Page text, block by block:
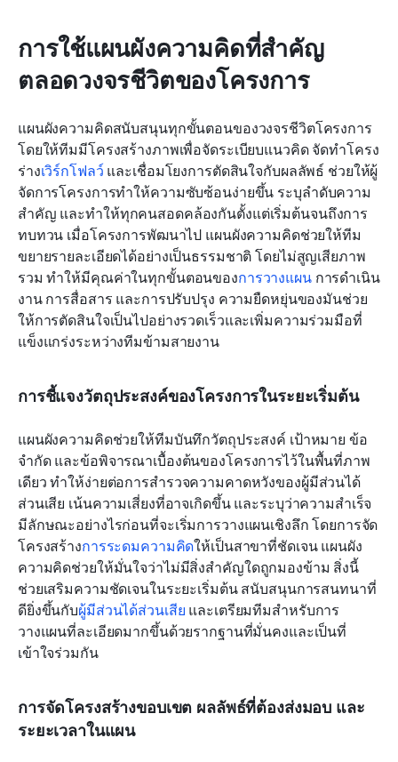
การใช้แผนผังความคิดที่สำคัญ
ตลอดวงจรชีวิตของโครงการ
แผนผังความคิดสนับสนุนทุกขั้นตอนของวงจรชีวิตโครงการ
โดยให้ทีมมีโครงสร้างภาพเพื่อจัดระเบียบแนวคิด จัดทำโครง
ร่างเวิร์กโฟลว์ และเชื่อมโยงการตัดสินใจกับผลลัพธ์ ช่วยให้ผู้
จัดการโครงการทำให้ความซับซ้อนง่ายขึ้น ระบุลำดับความ
สำคัญ และทำให้ทุกคนสอดคล้องกันตั้งแต่เริ่มต้นจนถึงการ
ทบทวน เมื่อโครงการพัฒนาไป แผนผังความคิดช่วยให้ทีม
ขยายรายละเอียดได้อย่างเป็นธรรมชาติ โดยไม่สูญเสียภาพ
รวม ทำให้มีคุณค่าในทุกขั้นตอนของการวางแผน การดำเนิน
งาน การสื่อสาร และการปรับปรุง ความยืดหยุ่นของมันช่วย
ให้การตัดสินใจเป็นไปอย่างรวดเร็วและเพิ่มความร่วมมือที่
แข็งแกร่งระหว่างทีมข้ามสายงาน
การชี้แจงวัตถุประสงค์ของโครงการในระยะเริ่มต้น
แผนผังความคิดช่วยให้ทีมบันทึกวัตถุประสงค์ เป้าหมาย ข้อ
จำกัด และข้อพิจารณาเบื้องต้นของโครงการไว้ในพื้นที่ภาพ
เดียว ทำให้ง่ายต่อการสำรวจความคาดหวังของผู้มีส่วนได้
ส่วนเสีย เน้นความเสี่ยงที่อาจเกิดขึ้น และระบุว่าความสำเร็จ
มีลักษณะอย่างไรก่อนที่จะเริ่มการวางแผนเชิงลึก โดยการจัด
โครงสร้างการระดมความคิดให้เป็นสาขาที่ชัดเจน แผนผัง
ความคิดช่วยให้มั่นใจว่าไม่มีสิ่งสำคัญใดถูกมองข้าม สิ่งนี้
ช่วยเสริมความชัดเจนในระยะเริ่มต้น สนับสนุนการสนทนาที่
ดียิ่งขึ้นกับผู้มีส่วนได้ส่วนเสีย และเตรียมทีมสำหรับการ
วางแผนที่ละเอียดมากขึ้นด้วยรากฐานที่มั่นคงและเป็นที่
เข้าใจร่วมกัน
การจัดโครงสร้างขอบเขต ผลลัพธ์ที่ต้องส่งมอบ และ
ระยะเวลาในแผน